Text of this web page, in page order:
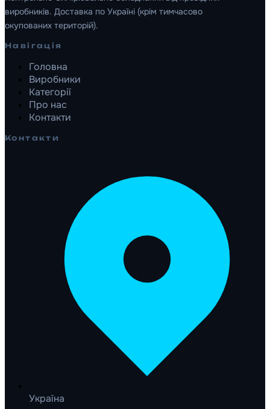
виробників. Доставка по Україні (крім тимчасово
окупованих територій).
Навігація
Головна
Виробники
Категорії
Про нас
Контакти
Контакти
Україна